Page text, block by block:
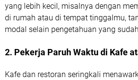
yang lebih kecil, misalnya dengan
di rumah atau di tempat tinggalmu,
modal selain pengetahuan yang
2. Pekerja Paruh Waktu di Kafe
Kafe dan restoran seringkali